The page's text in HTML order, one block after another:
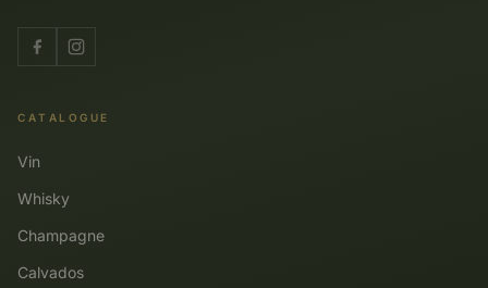
CATALOGUE
Vin
Whisky
Champagne
Calvados